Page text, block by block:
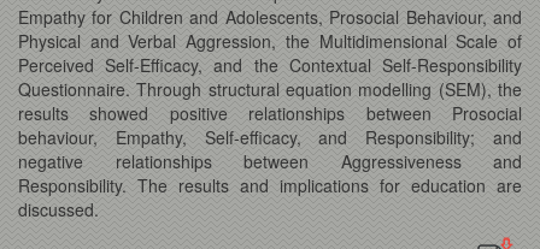
Empathy for Children and Adolescents, Prosocial Behaviour, and
Physical and Verbal Aggression, the Multidimensional Scale of
Perceived Self-Efficacy, and the Contextual Self-Responsibility
Questionnaire. Through structural equation modelling (SEM), the
results showed positive relationships between Prosocial
behaviour, Empathy, Self-efficacy, and Responsibility; and
negative relationships between Aggressiveness and
Responsibility. The results and implications for education are
discussed.